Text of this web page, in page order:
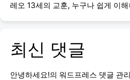
레오 13세의 교훈, 누구나 쉽게 이해
최신 댓글
안녕하세요!의 워드프레스 댓글 관